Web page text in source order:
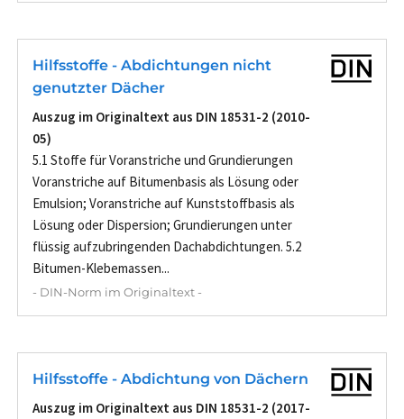
Hilfsstoffe - Abdichtungen nicht
genutzter Dächer
Auszug im Originaltext aus DIN 18531-2 (2010-
05)
5.1 Stoffe für Voranstriche und Grundierungen
Voranstriche auf Bitumenbasis als Lösung oder
Emulsion; Voranstriche auf Kunststoffbasis als
Lösung oder Dispersion; Grundierungen unter
flüssig aufzubringenden Dachabdichtungen. 5.2
Bitumen-Klebemassen...
- DIN-Norm im Originaltext -
Hilfsstoffe - Abdichtung von Dächern
Auszug im Originaltext aus DIN 18531-2 (2017-